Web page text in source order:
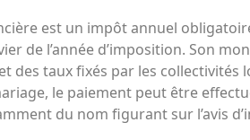
est un impôt annuel
de l’année d’imposition. Son
des taux fixés par les collectivités
le paiement peut être
du nom figurant sur l’avis